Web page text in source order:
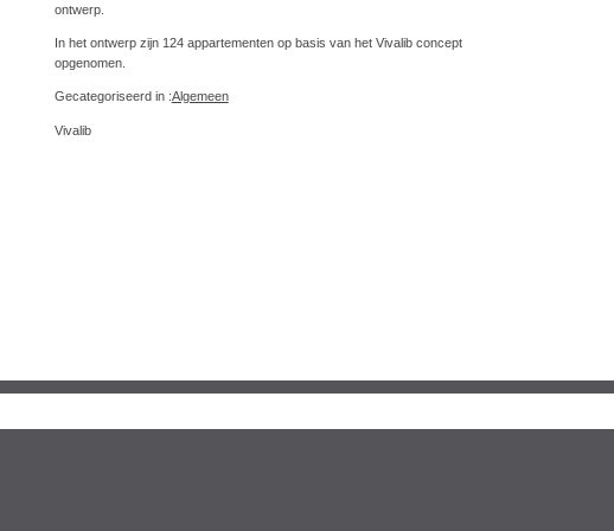
ontwerp.
In het ontwerp zijn 124 appartementen op basis van het Vivalib concept
opgenomen.
Gecategoriseerd in :Algemeen
Vivalib